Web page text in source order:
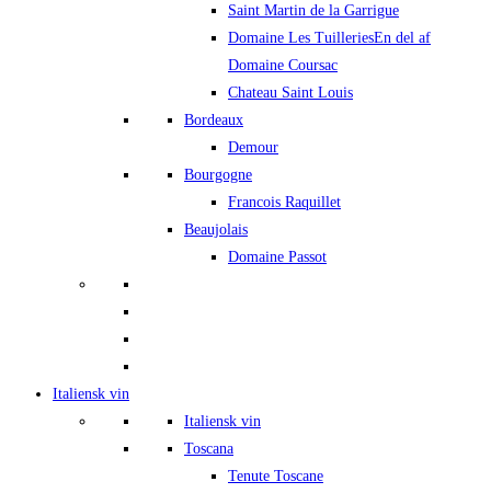
Saint Martin de la Garrigue
Domaine Les TuilleriesEn del af
Domaine Coursac
Chateau Saint Louis
Bordeaux
Demour
Bourgogne
Francois Raquillet
Beaujolais
Domaine Passot
Italiensk vin
Italiensk vin
Toscana
Tenute Toscane